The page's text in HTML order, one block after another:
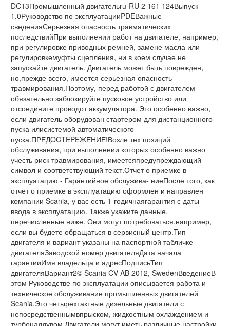
DC13Промышленный двигательru-RU 2 161 124Выпуск 1.0Руководство по эксплуатацииPDEВажные сведенияСерьезная опасность травматических последствийПри выполнении работ на двигателе, например, при регулировке приводных ремней, замене масла или регулировкемуфты сцепления, ни в коем случае не запускайте двигатель. Двигатель может быть поврежден, но,прежде всего, имеется серьезная опасность травмирования.Поэтому, перед работой с двигателем обязательно заблокируйте пусковое устройство или отсоедините проводот аккумулятора. Это особенно важно, если двигатель оборудован стартером для дистанционного пуска илисистемой автоматического пуска.ПРЕДOCTEPEЖЕНИЕ!Возле тех позиций обслуживания, при выполнении которых особенно важно учесть риск травмирования, имеетсяпредупреждающий символ и соответствующий текст.Отчет о приемке в эксплуатацию - Гарантийное обслужива- ниеПосле того, как отчет о приемке в эксплуатацию оформлен и направлен компании Scania, у вас есть 1-годичнаягарантия с даты ввода в эксплуатацию. Также укажите данные, перечисленные ниже. Они могут потребоваться,например, если вы будете обращаться в сервисный центр.Тип двигателя и вариант указаны на паспортной табличке двигателяЗаводской номер двигателяДата начала гарантииИмя владельца и адресПодписьТип двигателяВариант2© Scania CV AB 2012, SwedenВведениеВ этом Руководстве по эксплуатации описывается работа и техническое обслуживание промышленных двигателей Scania.Это четырехтактные дизельные двигатели с непосредственнымвпрыском, жидкостным охлаждением и турбонаддувом.Двигатели могут иметь различные настройки выходной мощностии частоты вращения. Номинальное значение выходной мощностидвигателя (код мощности) указано на типовой табличке двигателя.Примечание:В Руководстве по эксплуатации описываются только стандартныеэлементы. Информация о специальном оборудовании содержитсяв инструкциях от различных производителей.Чтобы обеспечить наилучшие характеристики и максимальныйсрок службы двигателя, помните следующее:• Перед началом эксплуатации двигателя ознакомьтесь с Руководством по эксплуатации. Даже постоянные пользователидвигателей Scania найдут в Руководстве по эксплуатации новуюинформацию.• Обязательно следуйте инструкциям по техническому обслуживанию.• Внимательно прочитайте раздел, посвященный безопасности.• Ознакомьтесь с двигателем в такой степени, чтобы знать, чтоон может делать и как он работает.• Всегда обращайтесь на авторизованную станцию техническогообслуживания Scania.Сведения, содержащиеся в этом руководстве, были правильны намомент подготовки материалов к печати. Компания Scania оставляетза собой право внесения любых изменений без предварительного уведомления.Примечание:Для технического обслуживания и ремонта обязательно используйте запасные части Scania.3© Scania CV AB 2012, SwedenВведение . . . . . . . . . . . . . . . . . . . . . . . . . . . . . . . 2Окружающая среда и безопасность . . . . . . . 4Ответственность за состояние окружающейсреды . . . . . . . . . . . . . . . . . . . . . . . . . . . . . . . 4Безопасность . . . . . . . . . . . . . . . . . . . . . . . . . 4Предупреждения и рекомендации. . . . . . . . 6Сертификация . . . . . . . . . . . . . . . . . . . . . . . 15Обозначения типа . . . . . . . . . . . . . . . . . . . . . 16Обозначение элементов. . . . . . . . . . . . . . . . . 17Система управления двигателем . . . . . . . . 18Пуск и работа . . . . . . . . . . . . . . . . . . . . . . . . . 19Проверки перед работой. . . . . . . . . . . . . . . 19Пуск двигателя . . . . . . . . . . . . . . . . . . . . . . 20Работа . . . . . . . . . . . . . . . . . . . . . . . . . . . . . . 21Выключение двигателя. . . . . . . . . . . . . . . . 24Проверки после работы . . . . . . . . . . . . . . . 25Проверка . . . . . . . . . . . . . . . . . . . . . . . . . . . . . 26Двигатели с небольшим числом рабочихчасов . . . . . . . . . . . . . . . . . . . . . . . . . . . . . . . 27Интервал технического обслуживания . . . 28Система смазки . . . . . . . . . . . . . . . . . . . . . . . 29Характеристики масла . . . . . . . . . . . . . . . . 29Анализ качества масла . . . . . . . . . . . . . . . . 31Проверка уровня масла. . . . . . . . . . . . . . . . 31Замена масла . . . . . . . . . . . . . . . . . . . . . . . . 32Очистка центробежного масляногоочистителя . . . . . . . . . . . . . . . . . . . . . . . . . . 33Замена масляного фильтра. . . . . . . . . . . . . 36Система охлаждения . . . . . . . . . . . . . . . . . . . 37Охлаждающая жидкость. . . . . . . . . . . . . . . 37Проверка уровня охлаждающей жидкости40Проверка монитора уровня охлаждающейжидкости . . . . . . . . . . . . . . . . . . . . . . . . . . . 41Проверка антифриза и ингибитора коррозии42Антифриз и ингибитор коррозии. . . . . . . . 43Замена охлаждающей жидкости . . . . . . . . 44Очистка системы охлаждения . . . . . . . . . . 46Воздухоочиститель . . . . . . . . . . . . . . . . . . . . 49Считывание показаний индикаторазагрязнения фильтра . . . . . . . . . . . . . . . . . . 49Замена фильтрующего элемента . . . . . . . . 49Замена дополнительного картриджа . . . . . 50Топливная система . . . . . . . . . . . . . . . . . . . . 51Проверка уровня топлива. . . . . . . . . . . . . . 51Замена топливного фильтра. . . . . . . . . . . . 51Замена топливного фильтра свлагоотделителем . . . . . . . . . . . . . . . . . . . . 52Выпуск воздуха из топливной системы . . 53Электрическая система . . . . . . . . . . . . . . . . 54Общие сведения об аккумуляторныхбатареях . . . . . . . . . . . . . . . . . . . . . . . . . . . . 54Проверка уровня электролита ваккумуляторах . . . . . . . . . . . . . . . . . . . . . . .55Проверка уровня зарядки. . . . . . . . . . . . . . .55Очистка аккумуляторов. . . . . . . . . . . . . . . .56Замена аккумулятора . . . . . . . . . . . . . . . . . .56Проверка монитора уровня охлаждающейжидкости . . . . . . . . . . . . . . . . . . . . . . . . . . . .56Прочее . . . . . . . . . . . . . . . . . . . . . . . . . . . . . . . .57Проверка приводного ремня . . . . . . . . . . . .57Проверка герметичности . . . . . . . . . . . . . . .59Проверка и регулировка клапанных зазоров.59Подготовка двигателя к хранению . . . . . . .63Обращение с двигателем. . . . . . . . . . . . . . .63Консервационная охлаждающая жидкость64Консервирующее топливо. . . . . . . . . . . . . .64Консервирующее масло. . . . . . . . . . . . . . . .64Подготовка к хранению. . . . . . . . . . . . . . . .65Технические данные . . . . . . . . . . . . . . . . . . .68Общие технические характеристики . . . . .68Система смазки. . . . . . . . . . . . . . . . . . . . . . .68Система впрыска . . . . . . . . . . . . . . . . . . . . .69Система охлаждения . . . . . . . . . . . . . . . . . .69Впускная система . . . . . . . . . . . . . . . . . . . . .69Система электрооборудования . . . . . . . . . .69Дизель . . . . . . . . . . . . . . . . . . . . . . . . . . . . . . . .70Состав топлива . . . . . . . . . . . . . . . . . . . . . . .70Зависимость свойств топлива оттемпературы . . . . . . . . . . . . . . . . . . . . . . . . .71Scania Assistance . . . . . . . . . . . . . . . . . . . . . . .724© Scania CV AB 2012, SwedenОкружающая среда и безопасностьОтветственность за состояние окружающей средыКомпания Scania разрабатывает и производит двигатели, максимальноотвечающие требованиям охраны окружающей среды.Scania инвестировала значительные средства в уменьшение токсичностиотработавших газов в целях удовлетворения требованийэкологических стандартов, действующих почти на всех рынках.Одновременно, если говорить о промышленных и судовых двигателяхScania, обеспечивается высокий уровень динамических характеристики топливной экономичности. Для обеспечения этихстандартов качества на протяжении всего срока службы двигателяважно соблюдать инструкции в части эксплуатации, техническогообслуживания и выбора топлива и масла, приведённые в Руководствепо эксплуатации.К другим возможным экологическим инициативам относитсяобеспечение утилизации вредных для окружающей среды отходов(например, масла, топлива, охлаждающей жидкости, фильтров иаккумуляторов) после технического обслуживания и ремонта в соответствиис применимыми нормами и правилами по защите окружающейсреды.БезопасностьНа следующих страницах содержится обзор правил техники безопасности, которые следует соблюдать при эксплуатации и обслуживаниидвигателей Scania. Аналогичный текст можно также найтив соответствующей позиции технического обслуживания.Для предотвращения повреждения двигателя и обеспечения егонормальной работы следуйте инструкциям, приведенным в предупрежденияхи информационных сообщениях.Несоблюдение инструкций может привести к аннулированию гарантий.5© Scania CV AB 2012, SwedenРазличные виды информационных сообщенийПредупреждение!Все информационные сообщения, предваряемые словом "Предупреждение",являются очень важными. Они предупреждают о серьезныхнеисправностях и неправильной работе, которые могутпривести к травматическим последствиям. Пример:ПРЕДOCTEPEЖЕНИЕ!Заблокируйте пусковое устройство при работе с двигателем. Еслидвигатель неожиданно запускается, имеется серьезная опасностьтравмирования.Важно!Информационные сообщения, предваряемые словом "Важно" предупреждаюто неисправностях и неправильной работе, которыемогут привести к повреждению оборудования. Пример:ВНИМАНИЕ!Если техническое обслуживание выполняется с нарушением приведенных выше указаний, компания Scania не несет ответственностьза возможные повреждения.Примечание:Информационные сообщения, предваряемые словом "Примеча- ние:", содержат информацию, важную для обеспечения наилучшейработы и функциональных возможностей. Пример:Примечание:При обслуживании и ремонте обязательно используйте оригинальные запасные части Scania; это позволит содержать двигатель в наилучшемсостоянии.Окружающая средаНастоящее Руководство по эксплуатации содержит специальновыделенный текст с инструкциями, помогающими обеспечить соб- людение требований защиты окружающей среды при выполнениитехнического обслуживания. Пример:Окружающая средаИспользуйте специальную емкость во избежание проливания.6© Scania CV AB 2012, Sw